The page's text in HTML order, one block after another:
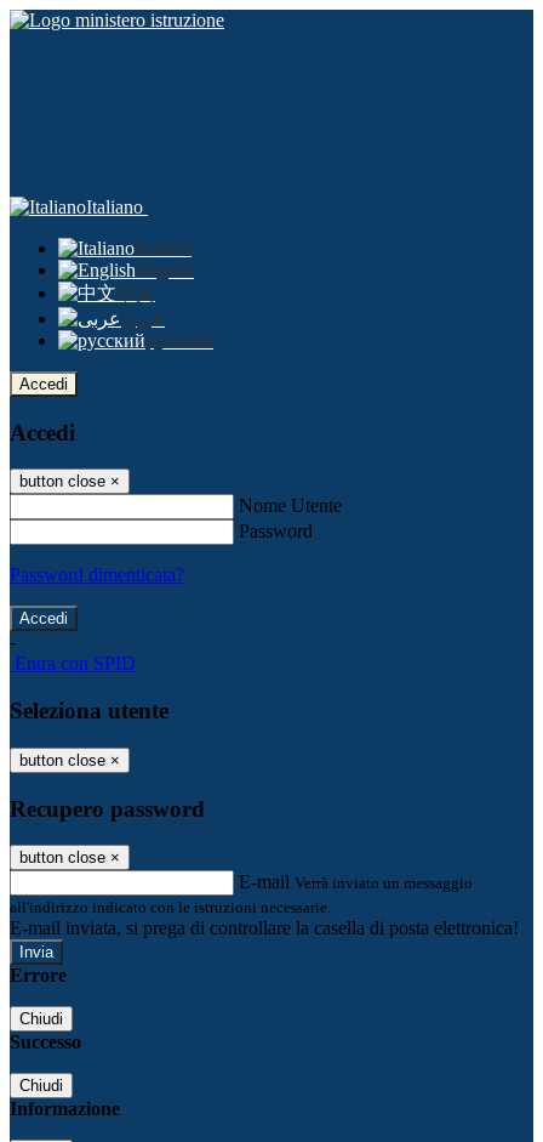
Italiano
Italiano
English
中文
عربى
русский
Accedi
Accedi
button close ×
Nome Utente
Password
Password dimenticata?
-
Entra con SPID
Seleziona utente
button close ×
Recupero password
button close ×
E-mail Verrà inviato un messaggio
all'indirizzo indicato con le istruzioni necessarie.
E-mail inviata, si prega di controllare la casella di posta elettronica!
Errore
Chiudi
Successo
Chiudi
Informazione